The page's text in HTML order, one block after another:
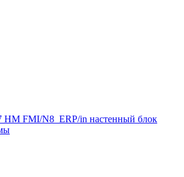
HM FMI/N8_ERP/in настенный блок